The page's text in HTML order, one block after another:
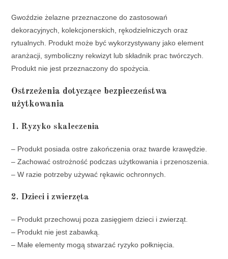
Gwoździe żelazne przeznaczone do zastosowań
dekoracyjnych, kolekcjonerskich, rękodzielniczych oraz
rytualnych. Produkt może być wykorzystywany jako element
aranżacji, symboliczny rekwizyt lub składnik prac twórczych.
Produkt nie jest przeznaczony do spożycia.
Ostrzeżenia dotyczące bezpieczeństwa
użytkowania
1. Ryzyko skaleczenia
– Produkt posiada ostre zakończenia oraz twarde krawędzie.
– Zachować ostrożność podczas użytkowania i przenoszenia.
– W razie potrzeby używać rękawic ochronnych.
2. Dzieci i zwierzęta
– Produkt przechowuj poza zasięgiem dzieci i zwierząt.
– Produkt nie jest zabawką.
– Małe elementy mogą stwarzać ryzyko połknięcia.